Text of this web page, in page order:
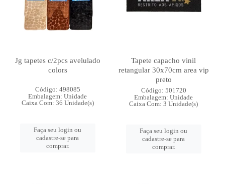
Jg tapetes c/2pcs avelulado
colors
Código: 498085
Embalagem: Unidade
Caixa Com: 36 Unidade(s)
Faça seu login ou
cadastre-se para
comprar.
Tapete capacho vinil
retangular 30x70cm area vip
preto
Código: 501720
Embalagem: Unidade
Caixa Com: 3 Unidade(s)
Faça seu login ou
cadastre-se para
comprar.